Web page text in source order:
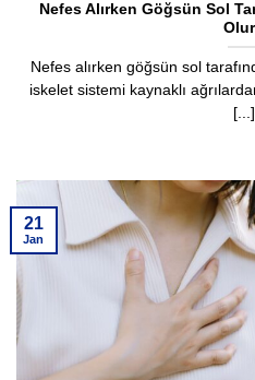
Nefes Alırken Göğsün Sol
Nefes alırken göğsün sol
iskelet sistemi kaynaklı
[...]
21
Jan